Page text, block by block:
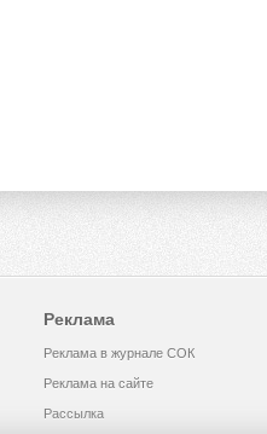
Реклама
Реклама в журнале СОК
Реклама на сайте
Рассылка